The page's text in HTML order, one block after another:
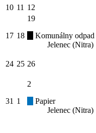
10 11 12
17 18
19
Komunálny odpad
Jelenec (Nitra)
24 25 26
31 1
2
Papier
Jelenec (Nitra)